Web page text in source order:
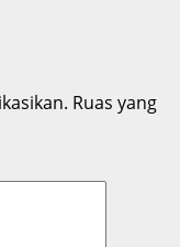
Ruas yang